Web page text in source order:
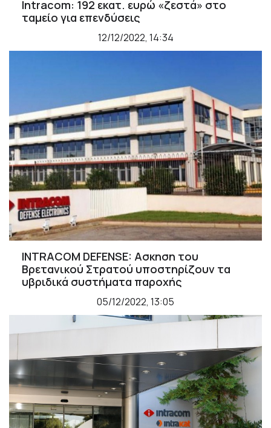
Intracom: 192 εκατ. ευρώ «ζεστά» στο
ταμείο για επενδύσεις
12/12/2022, 14:34
INTRACOM DEFENSE: Ασκηση του
Βρετανικού Στρατού υποστηρίζουν τα
υβριδικά συστήματα παροχής
05/12/2022, 13:05